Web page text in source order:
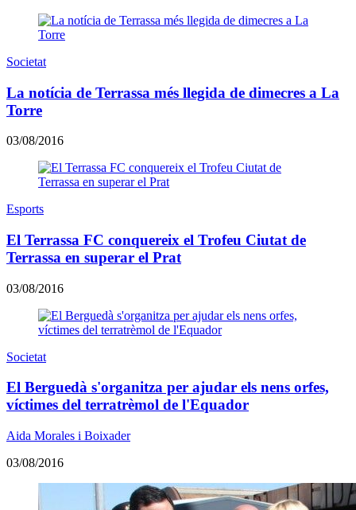
Societat
La notícia de Terrassa més llegida de dimecres a La
Torre
03/08/2016
Esports
El Terrassa FC conquereix el Trofeu Ciutat de
Terrassa en superar el Prat
03/08/2016
Societat
El Berguedà s'organitza per ajudar els nens orfes,
víctimes del terratrèmol de l'Equador
Aida Morales i Boixader
03/08/2016